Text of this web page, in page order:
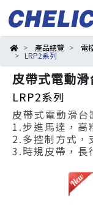
產品總覽 電
LRP2系列
皮帶式電動滑
LRP2系列
皮帶式電動滑台
1.步進馬達，高
2.多控制方式
3.時規皮帶，長